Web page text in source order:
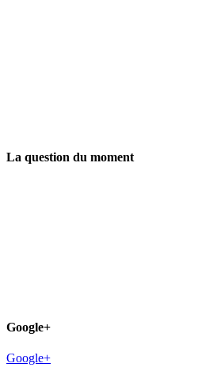
La question du moment
Google+
Google+